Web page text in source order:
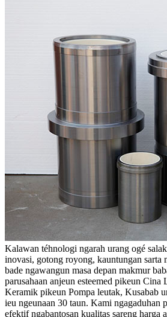
Kalawan téhnologi ngarah urang ogé
inovasi, gotong royong, kauntungan sarta
bade ngawangun masa depan makmur
parusahaan anjeun esteemed pikeun
Keramik pikeun Pompa leutak, Kusabab
ieu ngeunaan 30 taun. Kami ngagaduhan
efektif ngabantosan kualitas sareng harga